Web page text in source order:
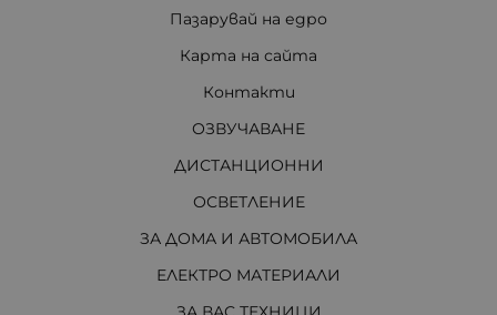
Пазарувай на едро
Карта на сайта
Контакти
ОЗВУЧАВАНЕ
ДИСТАНЦИОННИ
ОСВЕТЛЕНИЕ
ЗА ДОМА И АВТОМОБИЛА
ЕЛЕКТРО МАТЕРИАЛИ